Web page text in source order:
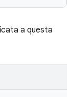
a questa